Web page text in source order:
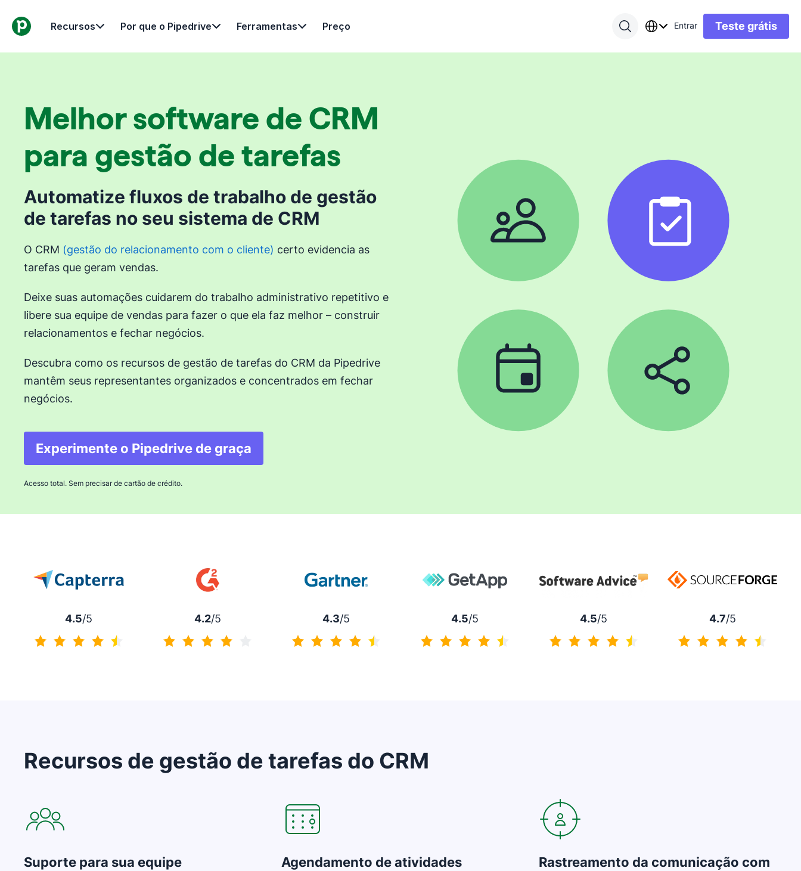
Recursos Por que o Pipedrive Ferramentas Preço Entrar Teste grátis
Melhor software de CRM
para gestão de tarefas
Automatize fluxos de trabalho de gestão
de tarefas no seu sistema de CRM
O CRM (gestão do relacionamento com o cliente) certo evidencia as
tarefas que geram vendas.
Deixe suas automações cuidarem do trabalho administrativo repetitivo e
libere sua equipe de vendas para fazer o que ela faz melhor – construir
relacionamentos e fechar negócios.
Descubra como os recursos de gestão de tarefas do CRM da Pipedrive
mantêm seus representantes organizados e concentrados em fechar
negócios.
Experimente o Pipedrive de graça
Abre em uma nova janela
Acesso total. Sem precisar de cartão de crédito.
4.5/5 4.2/5 4.3/5 4.5/5 4.5/5 4.7/5
Recursos de gestão de tarefas do CRM
Suporte para sua equipe
Agendamento de atividades
Rastreamento da comunicação com